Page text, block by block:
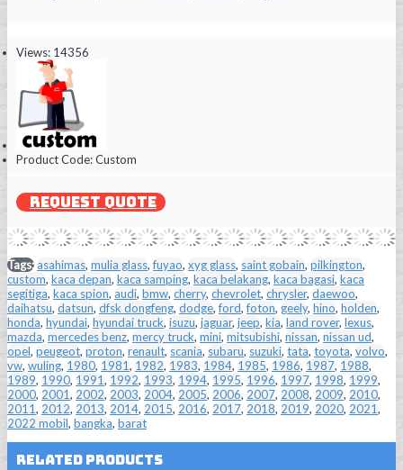
Views: 14356
Product Code:Custom
REQUEST QUOTE
Tags:asahimas, mulia glass,fuyao, xyg glass, saint gobain, pilkington,
custom, kaca depan, kaca samping, kaca belakang, kaca bagasi, kaca
segitiga, kaca spion, audi, bmw, cherry, chevrolet, chrysler, daewoo,
daihatsu, datsun, dfsk dongfeng, dodge,ford,foton, geely, hino, holden,
honda, hyundai, hyundai truck, isuzu, jaguar, jeep, kia, land rover, lexus,
mazda, mercedes benz, mercy truck, mini, mitsubishi, nissan, nissan ud,
opel, peugeot, proton, renault, scania, subaru, suzuki, tata, toyota, volvo,
vw, wuling, 1980, 1981, 1982, 1983, 1984, 1985, 1986, 1987, 1988,
1989, 1990, 1991, 1992, 1993, 1994, 1995, 1996, 1997, 1998, 1999,
2000, 2001, 2002, 2003, 2004, 2005, 2006, 2007, 2008, 2009, 2010,
2011, 2012, 2013, 2014, 2015, 2016, 2017, 2018, 2019, 2020, 2021,
2022 mobil, bangka, barat
Related Products